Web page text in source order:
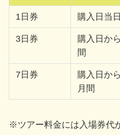
1日券 購入日当
3日券
購入日か
間
7日券
購入日か
月間
※ツアー料金には入場券代